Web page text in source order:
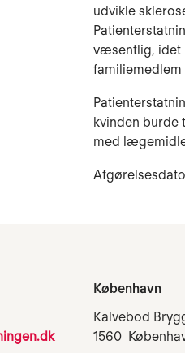
udvikle
væsentlig, idet
kvinden burde
med
København
Kalvebod
1560